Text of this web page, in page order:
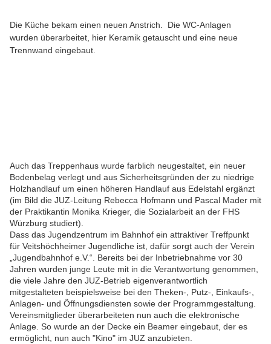
Die Küche bekam einen neuen Anstrich. Die WC-Anlagen
wurden überarbeitet, hier Keramik getauscht und eine neue
Trennwand eingebaut.
Auch das Treppenhaus wurde farblich neugestaltet, ein neuer
Bodenbelag verlegt und aus Sicherheitsgründen der zu niedrige
Holzhandlauf um einen höheren Handlauf aus Edelstahl ergänzt
(im Bild die JUZ-Leitung Rebecca Hofmann und Pascal Mader mit
der Praktikantin Monika Krieger, die Sozialarbeit an der FHS
Würzburg studiert).
Dass das Jugendzentrum im Bahnhof ein attraktiver Treffpunkt
für Veitshöchheimer Jugendliche ist, dafür sorgt auch der Verein
„Jugendbahnhof e.V.“. Bereits bei der Inbetriebnahme vor 30
Jahren wurden junge Leute mit in die Verantwortung genommen,
die viele Jahre den JUZ-Betrieb eigenverantwortlich
mitgestalteten beispielsweise bei den Theken-, Putz-, Einkaufs-,
Anlagen- und Öffnungsdiensten sowie der Programmgestaltung.
Vereinsmitglieder überarbeiteten nun auch die elektronische
Anlage. So wurde an der Decke ein Beamer eingebaut, der es
ermöglicht, nun auch "Kino" im JUZ anzubieten.